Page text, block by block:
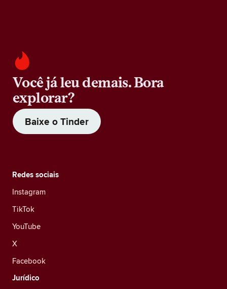
Você já leu demais. Bora
explorar?
Baixe o Tinder
Redes sociais
Instagram
TikTok
YouTube
X
Facebook
Jurídico